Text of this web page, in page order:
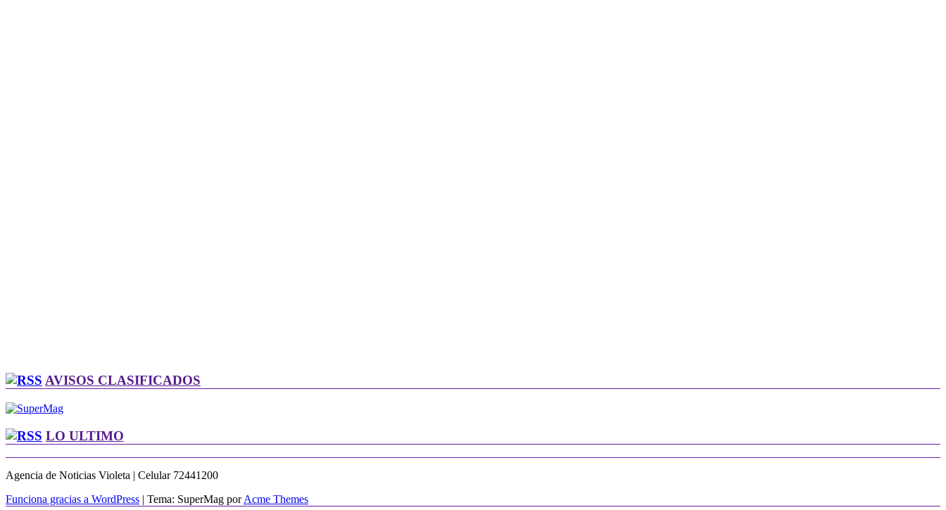
AVISOS CLASIFICADOS
LO ULTIMO
Agencia de Noticias Violeta | Celular 72441200
Funciona gracias a WordPress | Tema: SuperMag porAcme Themes